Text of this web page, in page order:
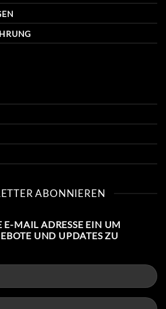
ABONNIEREN
E-MAIL ADRESSE EIN UM
UND UPDATES ZU